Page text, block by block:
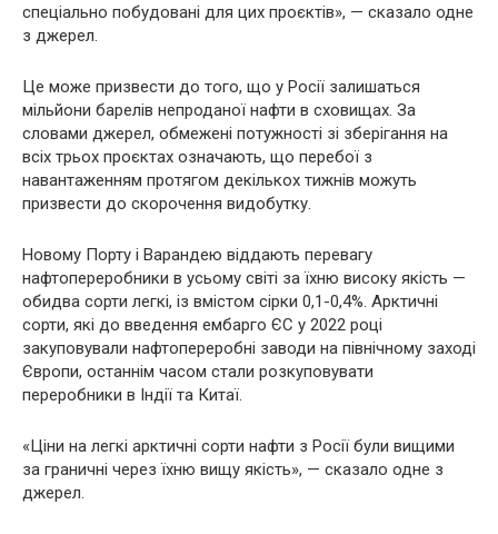
спеціально побудовані для цих проєктів», — сказало одне
з джерел.
Це може призвести до того, що у Росії залишаться
мільйони барелів непроданої нафти в сховищах. За
словами джерел, обмежені потужності зі зберігання на
всіх трьох проєктах означають, що перебої з
навантаженням протягом декількох тижнів можуть
призвести до скорочення видобутку.
Новому Порту і Варандею віддають перевагу
нафтопереробники в усьому світі за їхню високу якість —
обидва сорти легкі, із вмістом сірки 0,1-0,4%. Арктичні
сорти, які до введення ембарго ЄС у 2022 році
закуповували нафтопереробні заводи на північному заході
Європи, останнім часом стали розкуповувати
переробники в Індії та Китаї.
«Ціни на легкі арктичні сорти нафти з Росії були вищими
за граничні через їхню вищу якість», — сказало одне з
джерел.